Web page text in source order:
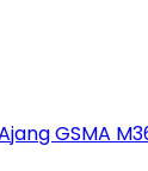
GSMA